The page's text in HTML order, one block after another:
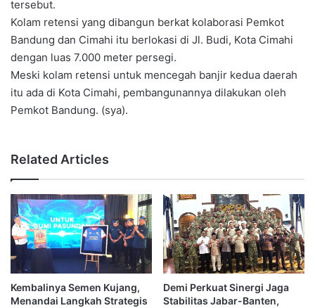
tersebut.
Kolam retensi yang dibangun berkat kolaborasi Pemkot
Bandung dan Cimahi itu berlokasi di Jl. Budi, Kota Cimahi
dengan luas 7.000 meter persegi.
Meski kolam retensi untuk mencegah banjir kedua daerah
itu ada di Kota Cimahi, pembangunannya dilakukan oleh
Pemkot Bandung. (sya).
Related Articles
Kembalinya Semen Kujang,
Menandai Langkah Strategis
Demi Perkuat Sinergi Jaga
Stabilitas Jabar-Banten,